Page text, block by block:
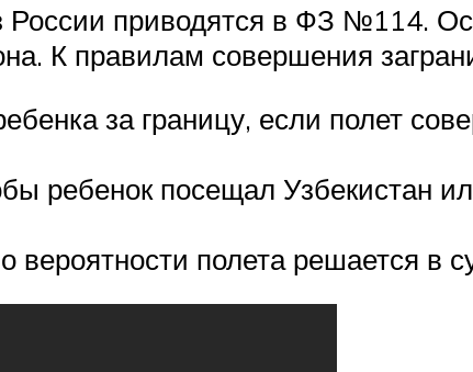
приводятся в ФЗ №114.
К правилам совершения
за границу, если полет
ребенок посещал Узбекистан
вероятности полета решается в